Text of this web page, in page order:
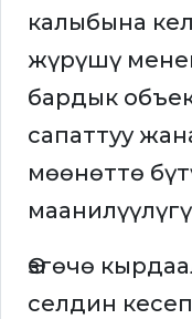
калыбына
жүрүшү
бардык
сапаттуу
мөөнөттө
Өзгөчө
селдин